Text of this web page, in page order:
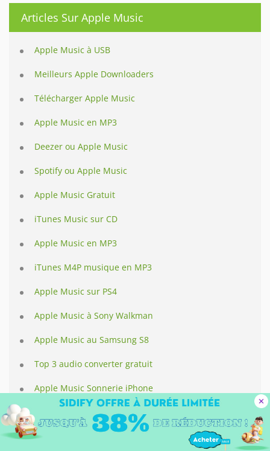
Articles Sur Apple Music
Apple Music à USB
Meilleurs Apple Downloaders
Télécharger Apple Music
Apple Music en MP3
Deezer ou Apple Music
Spotify ou Apple Music
Apple Music Gratuit
iTunes Music sur CD
Apple Music en MP3
iTunes M4P musique en MP3
Apple Music sur PS4
Apple Music à Sony Walkman
Apple Music au Samsung S8
Top 3 audio converter gratuit
Apple Music Sonnerie iPhone
Apple Music Sonnerie Android
Apple Music sur PC